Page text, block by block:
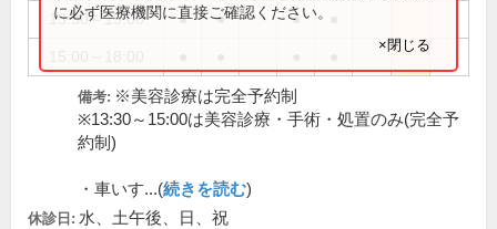
13:30～15:00 ● ● ●
に必ず医療機関に直接ご確認ください。
×閉じる
備考: ※美容診療は完全予約制
※13:30～15:00は美容診療・手術・処置のみ(完全予
約制)
・車いす...(続きを読む)
休診日: 水、土午後、日、祝